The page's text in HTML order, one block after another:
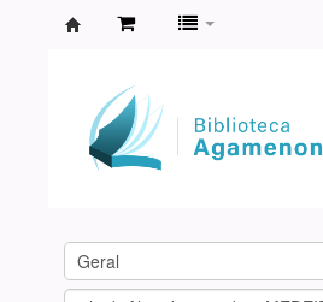
Agamenon
Magalhães